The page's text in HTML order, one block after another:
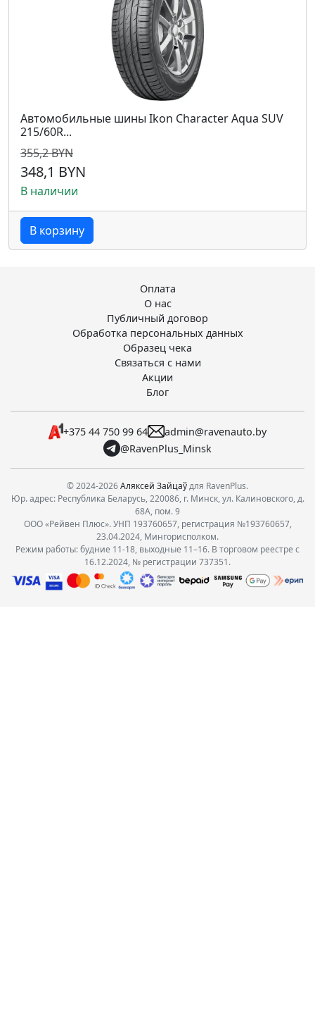
Автомобильные шины Ikon Character Aqua SUV
215/60R...
355,2 BYN
348,1 BYN
В наличии
В корзину
Оплата
О нас
Публичный договор
Обработка персональных данных
Образец чека
Связаться с нами
Акции
Блог
+375 44 750 99 64
admin@ravenauto.by
@RavenPlus_Minsk
© 2024-2026Аляксей Зайцаўдля RavenPlus.
Юр. адрес: Республика Беларусь, 220086, г. Минск, ул. Калиновского, д.
68А, пом. 9
ООО «Рейвен Плюс». УНП 193760657, регистрация №193760657,
23.04.2024, Мингорисполком.
Режим работы: будние 11-18, выходные 11–16. В торговом реестре с
16.12.2024, № регистрации 737351.